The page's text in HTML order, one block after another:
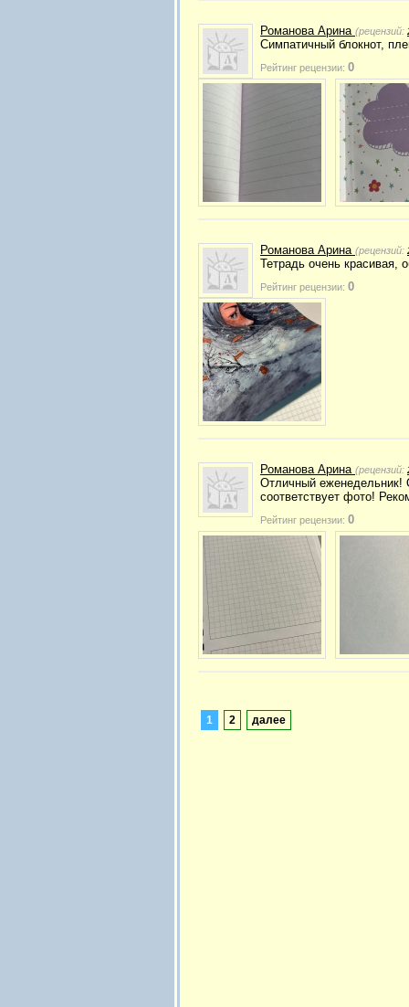
Романова Арина (рецензий:
Симпатичный блокнот,
Рейтинг рецензии: 0
Романова Арина (рецензий:
Тетрадь очень красивая,
Рейтинг рецензии: 0
Романова Арина (рецензий:
Отличный еженедельник!
соответствует фото!
Рейтинг рецензии: 0
1 2 далее